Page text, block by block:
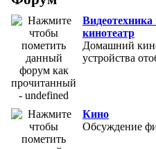
кинотеатр
Домашний
устройства
Кино
Обсуждение